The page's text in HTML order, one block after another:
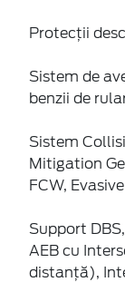
Protecţii
Sistem de
benzii de
Sistem
Mitigation
FCW,
Support
AEB cu
distanță),